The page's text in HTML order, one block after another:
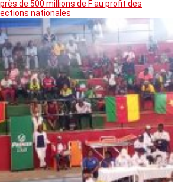
de 500 millions de F au profit des
nationales